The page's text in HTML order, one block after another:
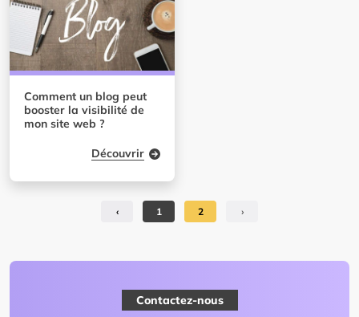
Comment un blog peut
booster la visibilité de
mon site web ?
Découvrir
‹ 1 2 ›
Contactez-nous